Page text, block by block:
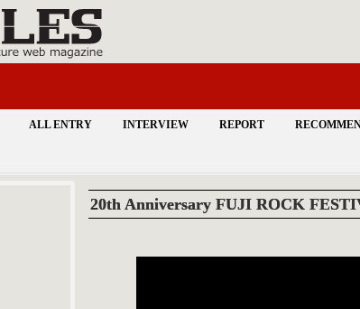
ALL ENTRY INTERVIEW REPORT
20th Anniversary FUJI ROCK